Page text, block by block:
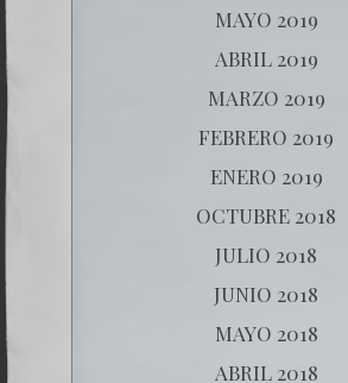
MAYO 2019
ABRIL 2019
MARZO 2019
FEBRERO 2019
ENERO 2019
OCTUBRE 2018
JULIO 2018
JUNIO 2018
MAYO 2018
ABRIL 2018